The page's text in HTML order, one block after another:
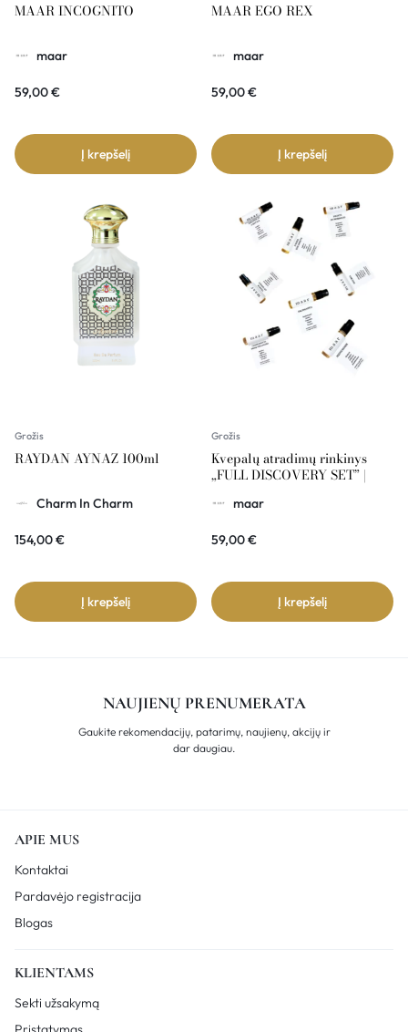
MAAR INCOGNITO
maar
59,00€
Į krepšelį
MAAR EGO REX
maar
59,00€
Į krepšelį
Grožis
RAYDAN AYNAZ 100ml
Charm In Charm
154,00€
Į krepšelį
Grožis
Kvepalų atradimų rinkinys
„FULL DISCOVERY SET” |
maar
59,00€
Į krepšelį
NAUJIENŲ PRENUMERATA
Gaukite rekomendacijų, patarimų, naujienų, akcijų ir
dar daugiau.
APIE MUS
Kontaktai
Pardavėjo registracija
Blogas
KLIENTAMS
Sekti užsakymą